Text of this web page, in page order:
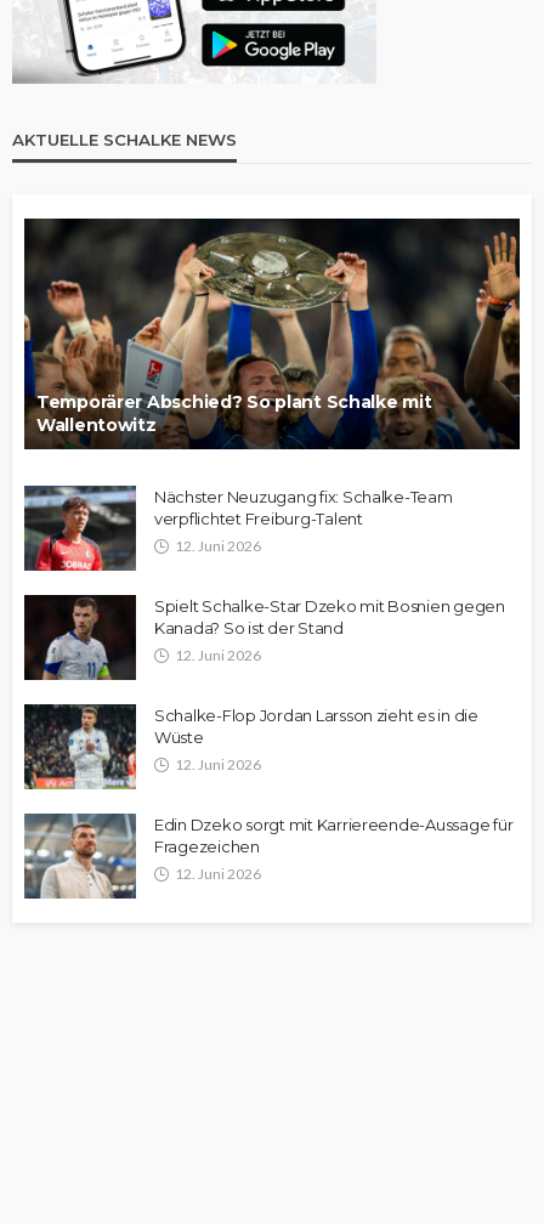
AKTUELLE SCHALKE NEWS
Temporärer Abschied? So plant Schalke mit
Wallentowitz
Nächster Neuzugang fix: Schalke-Team
verpflichtet Freiburg-Talent
12. Juni 2026
Spielt Schalke-Star Dzeko mit Bosnien gegen
Kanada? So ist der Stand
12. Juni 2026
Schalke-Flop Jordan Larsson zieht es in die
Wüste
12. Juni 2026
Edin Dzeko sorgt mit Karriereende-Aussage für
Fragezeichen
12. Juni 2026